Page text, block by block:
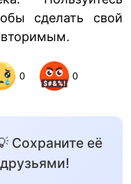
сделать свой
0 0
Сохраните её